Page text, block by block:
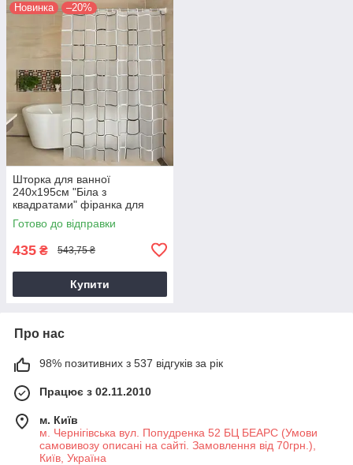
Новинка –20%
Шторка для ванної
240х195см "Біла з
квадратами" фіранка для
душу, душова шторка
Готово до відправки
435 ₴ 543,75 ₴
Купити
Про нас
98% позитивних з 537 відгуків за рік
Працює з 02.11.2010
м. Київ
м. Чернігівська вул. Попудренка 52 БЦ БЕАРС (Умови
самовивозу описані на сайті. Замовлення від 70грн.),
Київ, Україна